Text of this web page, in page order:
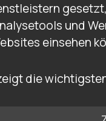
und
einsehen
die